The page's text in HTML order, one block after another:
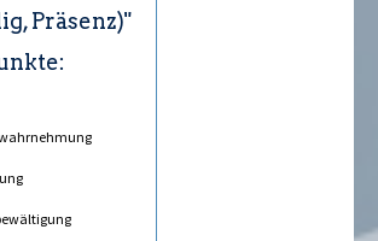
Präsenz)"